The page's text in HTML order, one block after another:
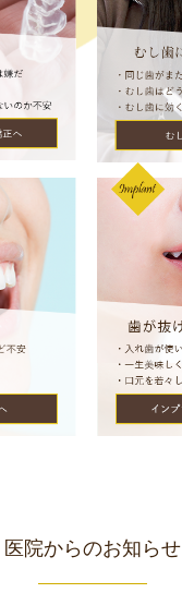
医院からのお知らせ